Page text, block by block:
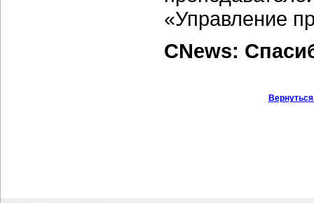
«Управление
CNews: